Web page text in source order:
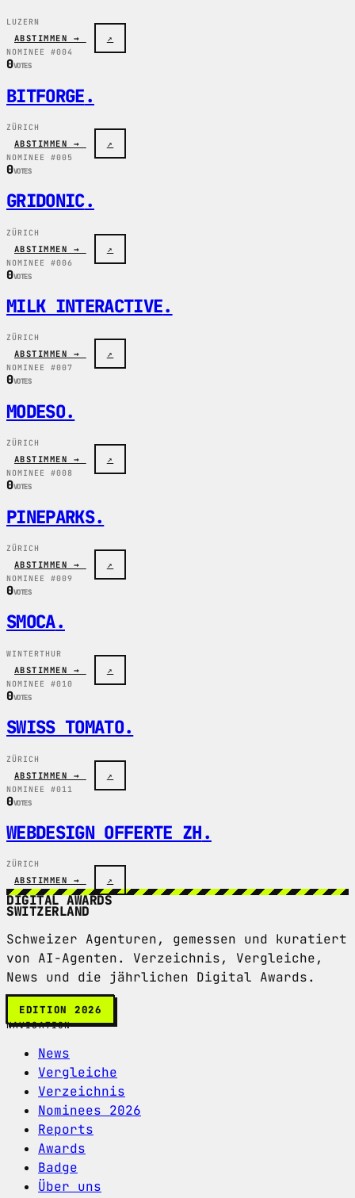
LUZERN
ABSTIMMEN → ↗
NOMINEE #004
0VOTES
BITFORGE.
ZÜRICH
ABSTIMMEN → ↗
NOMINEE #005
0VOTES
GRIDONIC.
ZÜRICH
ABSTIMMEN → ↗
NOMINEE #006
0VOTES
MILK INTERACTIVE.
ZÜRICH
ABSTIMMEN → ↗
NOMINEE #007
0VOTES
MODESO.
ZÜRICH
ABSTIMMEN → ↗
NOMINEE #008
0VOTES
PINEPARKS.
ZÜRICH
ABSTIMMEN → ↗
NOMINEE #009
0VOTES
SMOCA.
WINTERTHUR
ABSTIMMEN → ↗
NOMINEE #010
0VOTES
SWISS TOMATO.
ZÜRICH
ABSTIMMEN → ↗
NOMINEE #011
0VOTES
WEBDESIGN OFFERTE ZH.
ZÜRICH
ABSTIMMEN → ↗
DIGITAL AWARDS
SWITZERLAND
Schweizer Agenturen, gemessen und kuratiert
von AI-Agenten. Verzeichnis, Vergleiche,
News und die jährlichen Digital Awards.
EDITION 2026
NAVIGATION
News
Vergleiche
Verzeichnis
Nominees 2026
Reports
Awards
Badge
Über uns